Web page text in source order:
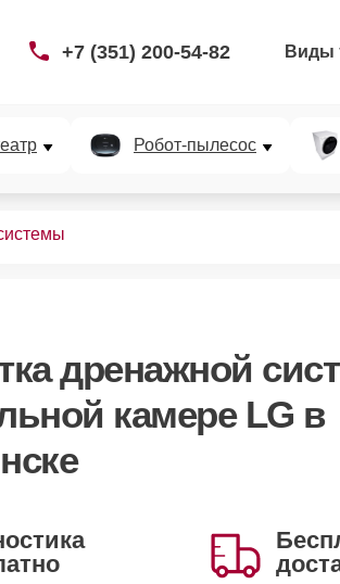
+7 (351) 200-54-82 Виды
Робот-пылесос
дренажной
камере LG в